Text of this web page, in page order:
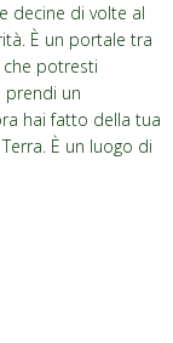
decine di volte al
È un portale tra
potresti
prendi un
hai fatto della tua
È un luogo di